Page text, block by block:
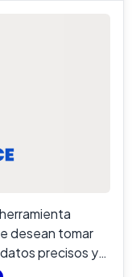
desean tomar
precisos y